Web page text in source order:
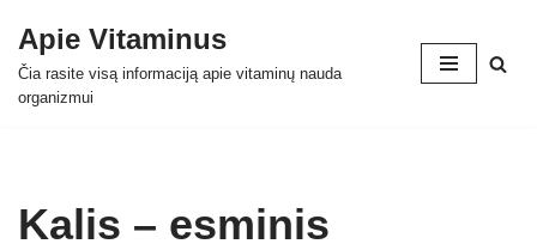
Skip
to
Apie Vitaminus
Čia rasite visą informaciją apie vitaminų nauda
organizmui
Kalis – esminis